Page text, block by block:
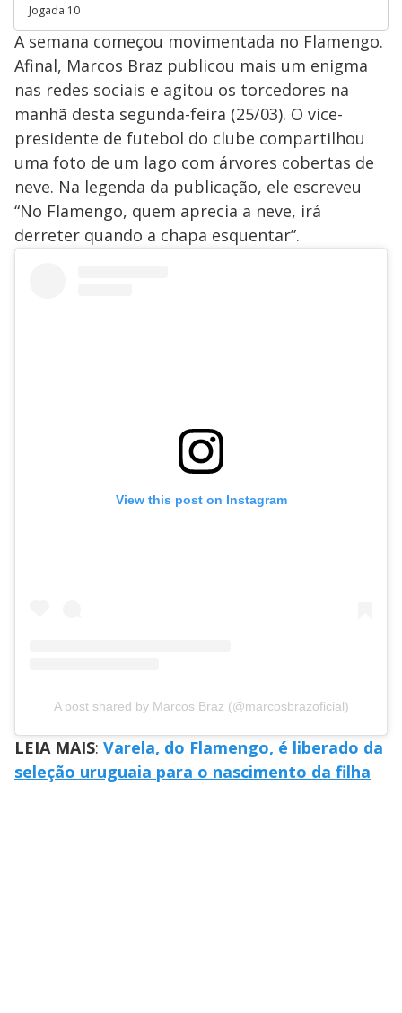
Jogada 10
A semana começou movimentada no Flamengo.
Afinal, Marcos Braz publicou mais um enigma
nas redes sociais e agitou os torcedores na
manhã desta segunda-feira (25/03). O vice-
presidente de futebol do clube compartilhou
uma foto de um lago com árvores cobertas de
neve. Na legenda da publicação, ele escreveu
“No Flamengo, quem aprecia a neve, irá
derreter quando a chapa esquentar”.
View this post on Instagram
A post shared by Marcos Braz (@marcosbrazoficial)
LEIA MAIS: Varela, do Flamengo, é liberado da
seleção uruguaia para o nascimento da filha